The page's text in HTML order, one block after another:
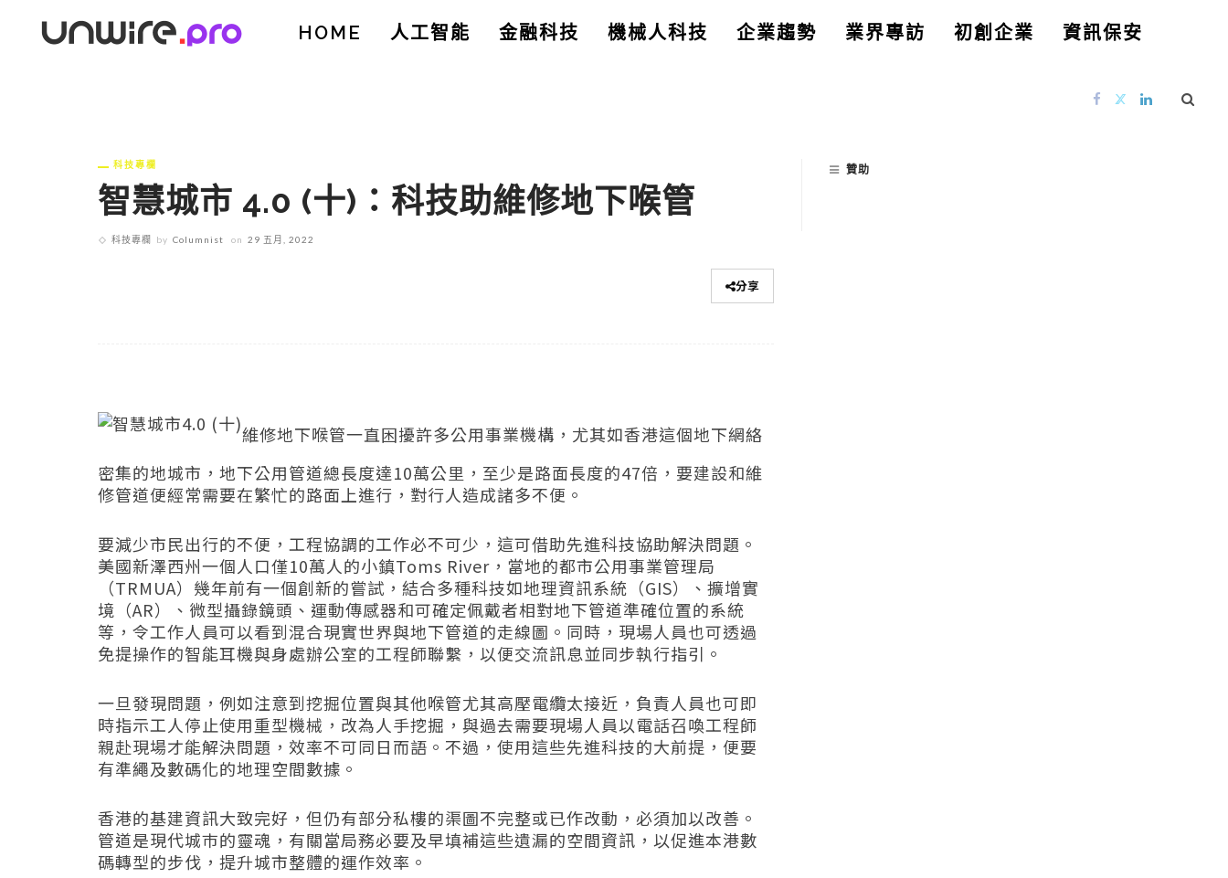
HOME 人工智能 金融科技 機械人科技 企業趨勢 業界專訪 初創企業 資訊保安
科技專欄
智慧城市 4.0 (十)：科技助維修地下喉管
科技專欄 by Columnist on 29 五月, 2022
分享
維修地下喉管一直困擾許多公用事業機構，尤其如香港這個地下網絡
密集的地城市，地下公用管道總長度達10萬公里，至少是路面長度的47倍，要建設和維
修管道便經常需要在繁忙的路面上進行，對行人造成諸多不便。
要減少市民出行的不便，工程協調的工作必不可少，這可借助先進科技協助解決問題。
美國新澤西州一個人口僅10萬人的小鎮Toms River ，當地的都市公用事業管理局
（TRMUA）幾年前有一個創新的嘗試，結合多種科技如地理資訊系統（GIS）、擴增實
境（AR）、微型攝錄鏡頭、運動傳感器和可確定佩戴者相對地下管道準確位置的系統
等，令工作人員可以看到混合現實世界與地下管道的走線圖。同時，現場人員也可透過
免提操作的智能耳機與身處辦公室的工程師聯繫，以便交流訊息並同步執行指引。
一旦發現問題，例如注意到挖掘位置與其他喉管尤其高壓電纜太接近，負責人員也可即
時指示工人停止使用重型機械，改為人手挖掘，與過去需要現場人員以電話召喚工程師
親赴現場才能解決問題，效率不可同日而語。不過，使用這些先進科技的大前提，便要
有準繩及數碼化的地理空間數據。
香港的基建資訊大致完好，但仍有部分私樓的渠圖不完整或已作改動，必須加以改善。
管道是現代城巿的靈魂，有關當局務必要及早填補這些遺漏的空間資訊，以促進本港數
碼轉型的步伐，提升城市整體的運作效率。
贊助